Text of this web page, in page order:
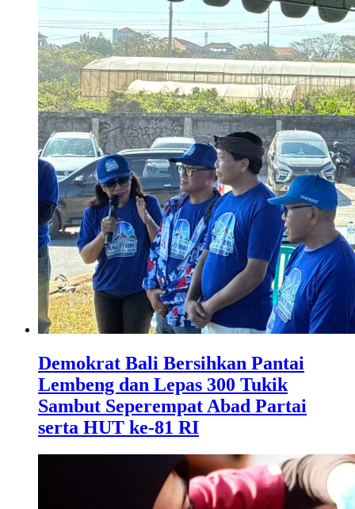
Demokrat Bali Bersihkan Pantai
Lembeng dan Lepas 300 Tukik
Sambut Seperempat Abad Partai
serta HUT ke-81 RI